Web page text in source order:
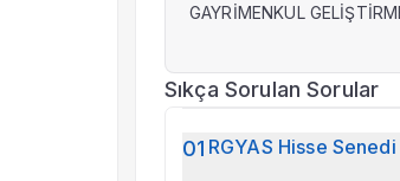
GAYRİMENKUL
Sıkça Sorulan Sorular
01 RGYAS Hisse